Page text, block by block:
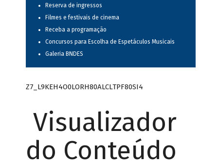
Reserva de ingressos
Filmes e festivais de cinema
Receba a programação
Concursos para Escolha de Espetáculos Musicais
Galeria BNDES
Z7_L9KEH4O0LORH80ALCLTPF80SI4
Visualizador
do Conteúdo